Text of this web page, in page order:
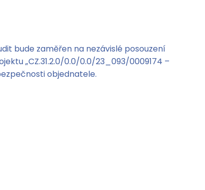
bude zaměřen na nezávislé posouzení
„CZ.31.2.0/0.0/0.0/23_093/0009174 –
objednatele.